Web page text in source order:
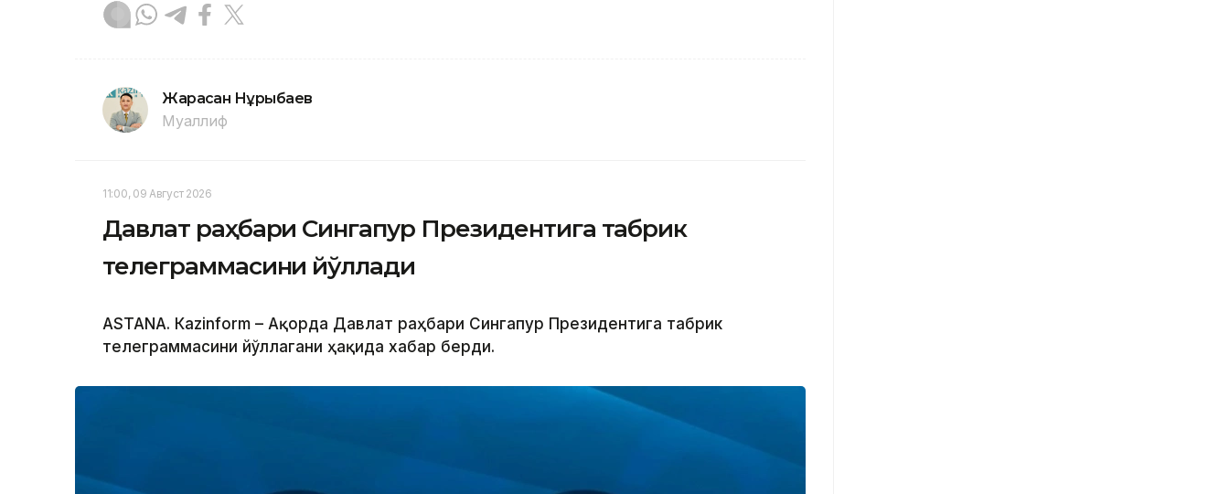
Жарасқан Нұрыбаев
Муаллиф
11:00, 09 Август 2026
Давлат раҳбари Сингапур Президентига табрик
телеграммасини йўллади
ASTANА. Кazinform – Ақорда Давлат раҳбари Сингапур Президентига табрик
телеграммасини йўллагани ҳақида хабар берди.